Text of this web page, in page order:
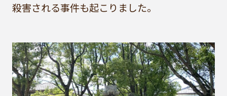
殺害される事件も起こりました。